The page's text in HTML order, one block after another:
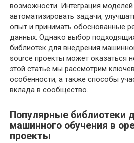
возможности. Интеграция
автоматизировать задачи,
опыт и принимать обоснованные
данных. Однако выбор
библиотек для внедрения
source проекты может оказаться
этой статье мы рассмотрим
особенности, а также способы
вклада в сообщество.
Популярные библиотеки
машинного обучения в
проекты